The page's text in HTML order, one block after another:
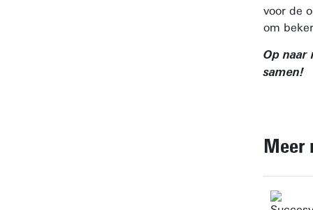
voor de
om
Op naar
samen!
Meer